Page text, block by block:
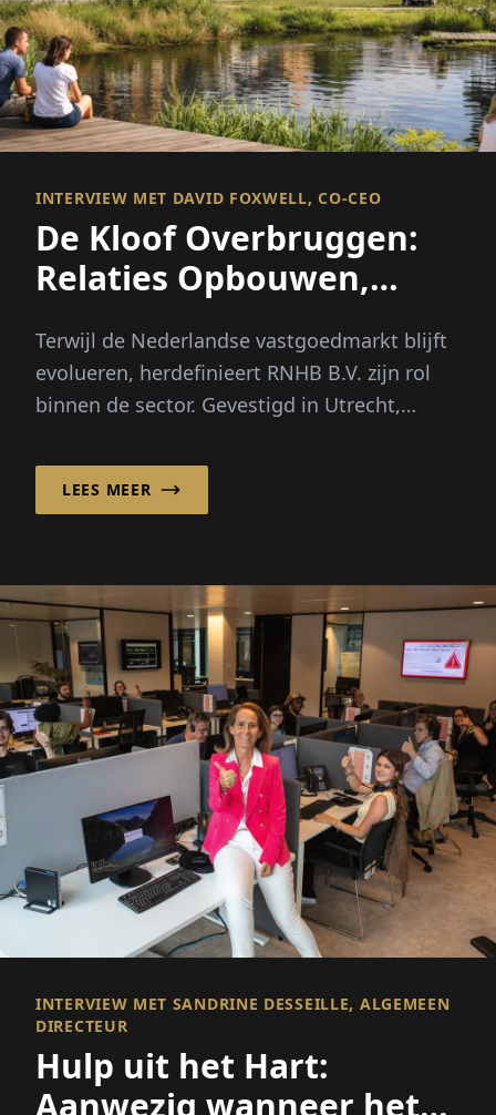
INTERVIEW MET DAVID FOXWELL, CO-CEO
De Kloof Overbruggen:
Relaties Opbouwen,
Terwijl de Nederlandse vastgoedmarkt blijft
evolueren, herdefinieert RNHB B.V. zijn rol
binnen de sector. Gevestigd in Utrecht,
LEES MEER
INTERVIEW MET SANDRINE DESSEILLE, ALGEMEEN
DIRECTEUR
Hulp uit het Hart: